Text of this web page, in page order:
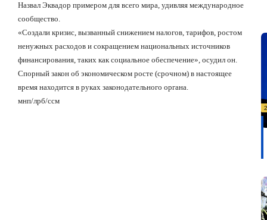
Назвал Эквадор примером для всего мира, удивляя международное
сообщество.
«Создали кризис, вызванный снижением налогов, тарифов, ростом
ненужных расходов и сокращением национальных источников
финансирования, таких как социальное обеспечение», осудил он.
Спорный закон об экономическом росте (срочном) в настоящее
время находится в руках законодательного органа.
мнп/лрб/ссм